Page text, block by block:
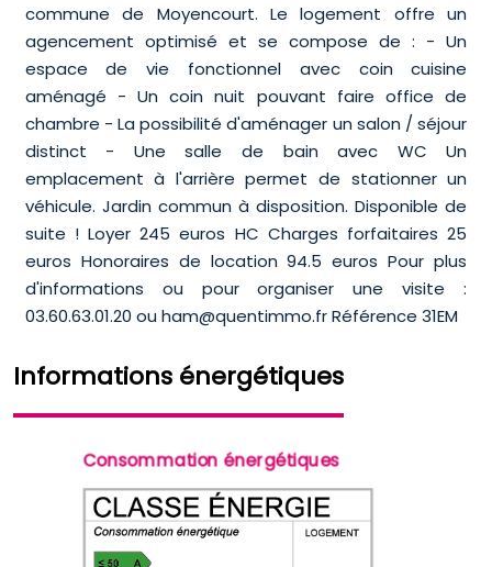
commune de Moyencourt. Le logement offre un
agencement optimisé et se compose de : - Un
espace de vie fonctionnel avec coin cuisine
aménagé - Un coin nuit pouvant faire office de
chambre - La possibilité d'aménager un salon / séjour
distinct - Une salle de bain avec WC Un
emplacement à l'arrière permet de stationner un
véhicule. Jardin commun à disposition. Disponible de
suite ! Loyer 245 euros HC Charges forfaitaires 25
euros Honoraires de location 94.5 euros Pour plus
d'informations ou pour organiser une visite :
03.60.63.01.20 ou ham@quentimmo.fr Référence 31EM
Informations énergétiques
Consommation énergétiques